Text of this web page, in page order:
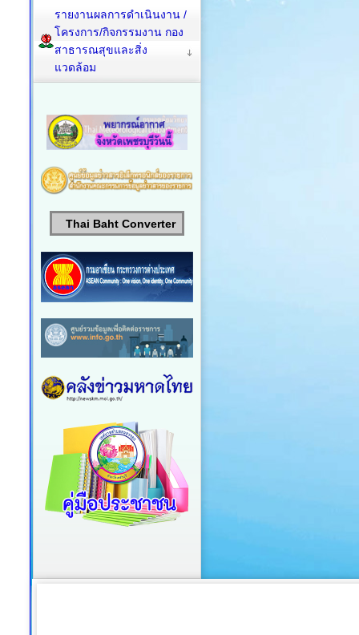
รายงานผลการดำเนินงาน /
โครงการ/กิจกรรมงาน กอง
สาธารณสุขและสิ่ง
แวดล้อม
Thai Baht Converter